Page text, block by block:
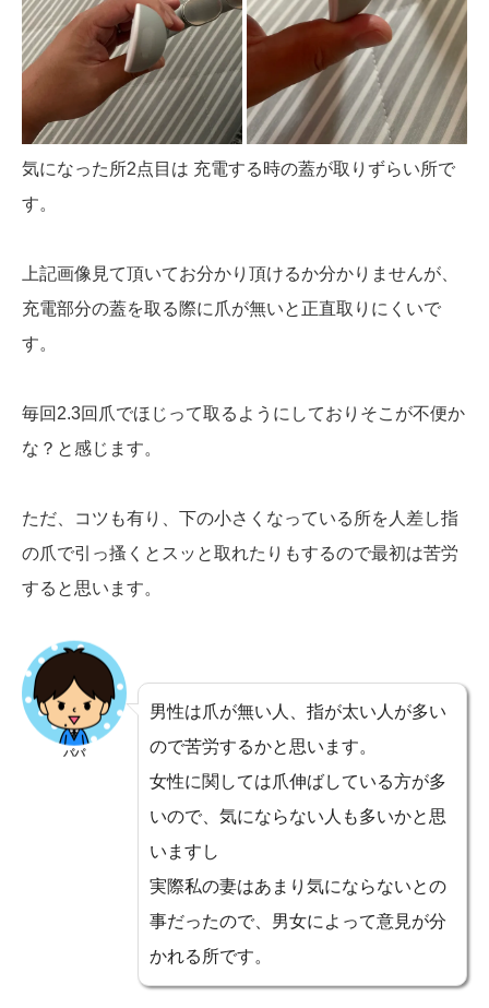
気になった所2点目は 充電する時の蓋が取りずらい所で
す。
上記画像見て頂いてお分かり頂けるか分かりませんが、
充電部分の蓋を取る際に爪が無いと正直取りにくいで
す。
毎回2.3回爪でほじって取るようにしておりそこが不便か
な？と感じます。
ただ、コツも有り、下の小さくなっている所を人差し指
の爪で引っ搔くとスッと取れたりもするので最初は苦労
すると思います。
パパ
男性は爪が無い人、指が太い人が多い
ので苦労するかと思います。
女性に関しては爪伸ばしている方が多
いので、気にならない人も多いかと思
いますし
実際私の妻はあまり気にならないとの
事だったので、男女によって意見が分
かれる所です。